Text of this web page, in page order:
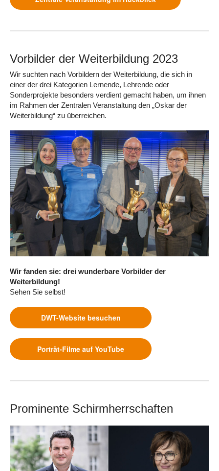
Vorbilder der Weiterbildung 2023
Wir suchten nach Vorbildern der Weiterbildung, die sich in
einer der drei Kategorien Lernende, Lehrende oder
Sonderprojekte besonders verdient gemacht haben, um ihnen
im Rahmen der Zentralen Veranstaltung den „Oskar der
Weiterbildung“ zu überreichen.
Wir fanden sie: drei wunderbare Vorbilder der
Weiterbildung!
Sehen Sie selbst!
DWT-Website besuchen
Porträt-Filme auf YouTube
Prominente Schirmherrschaften